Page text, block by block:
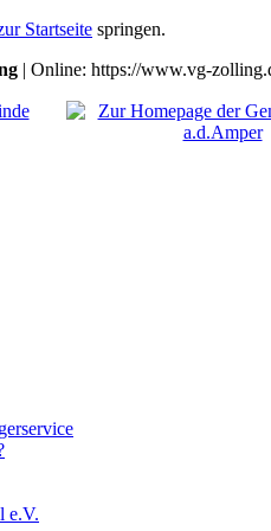
Startseite springen.
| Online: https://www.vg-
e.V.